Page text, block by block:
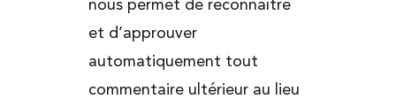
nous permet de reconnaître
et d’approuver
automatiquement tout
commentaire ultérieur au lieu